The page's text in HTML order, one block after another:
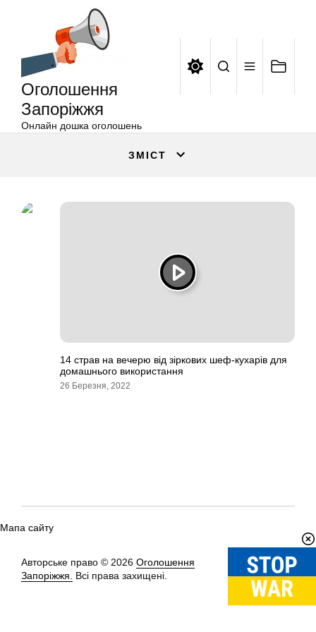
Оголошення
Запоріжжя
Онлайн дошка оголошень
ЗМІСТ
14 страв на вечерю від зіркових шеф-кухарів для
домашнього використання
26 Березня, 2022
Мапа сайту
Авторське право © 2026 Оголошення
Запоріжжя.
Всі права захищені.
Вгору↑